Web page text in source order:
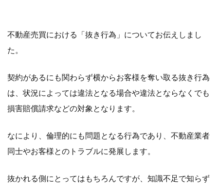
不動産売買における「抜き行為」についてお伝えしまし
た。
契約があるにも関わらず横からお客様を奪い取る抜き行為
は、状況によっては違法となる場合や違法とならなくでも
損害賠償請求などの対象となります。
なにより、倫理的にも問題となる行為であり、不動産業者
同士やお客様とのトラブルに発展します。
抜かれる側にとってはもちろんですが、知識不足で知らず